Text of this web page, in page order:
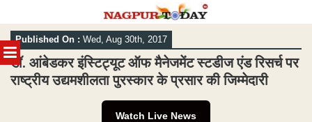
MENU
Skip
to
content
Published On : Wed, Aug 30th, 2017
डॉ. आंबेडकर इंस्टिट्यूट ऑफ मैनेजमेंट स्टडीज एंड रिसर्च पर
राष्ट्रीय उद्यमशीलता पुरस्कार के प्रसार की जिम्मेदारी
Watch Live News